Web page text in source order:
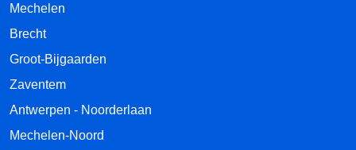
Mechelen
Brecht
Groot-Bijgaarden
Zaventem
Antwerpen - Noorderlaan
Mechelen-Noord